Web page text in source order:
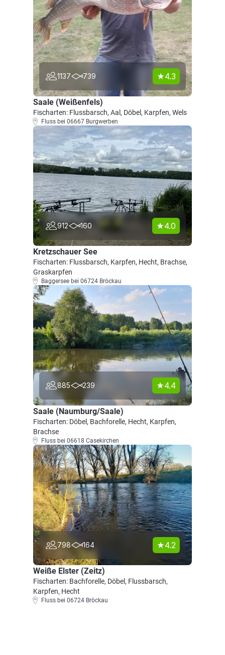
1137 739 4.3
Saale (Weißenfels)
Fischarten: Flussbarsch, Aal, Döbel, Karpfen, Wels
Fluss bei 06667 Burgwerben
912 160 4.0
Kretzschauer See
Fischarten: Flussbarsch, Karpfen, Hecht, Brachse,
Graskarpfen
Baggersee bei 06724 Bröckau
885 239 4.4
Saale (Naumburg/Saale)
Fischarten: Döbel, Bachforelle, Hecht, Karpfen,
Brachse
Fluss bei 06618 Casekirchen
798 164 4.2
Weiße Elster (Zeitz)
Fischarten: Bachforelle, Döbel, Flussbarsch,
Karpfen, Hecht
Fluss bei 06724 Bröckau